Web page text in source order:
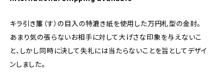
キラ引き簾（す）の目入の特漉き紙を使用した万円札型の金封。
あまり気の張らないお相手に対して大げさな印象を与えないこ
と、しかし同時に決して失礼には当たらないことを旨としてデザイ
ンしました。